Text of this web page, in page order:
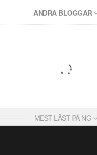
ANDRA BLOGGAR
MEST LÄST PÅ NG